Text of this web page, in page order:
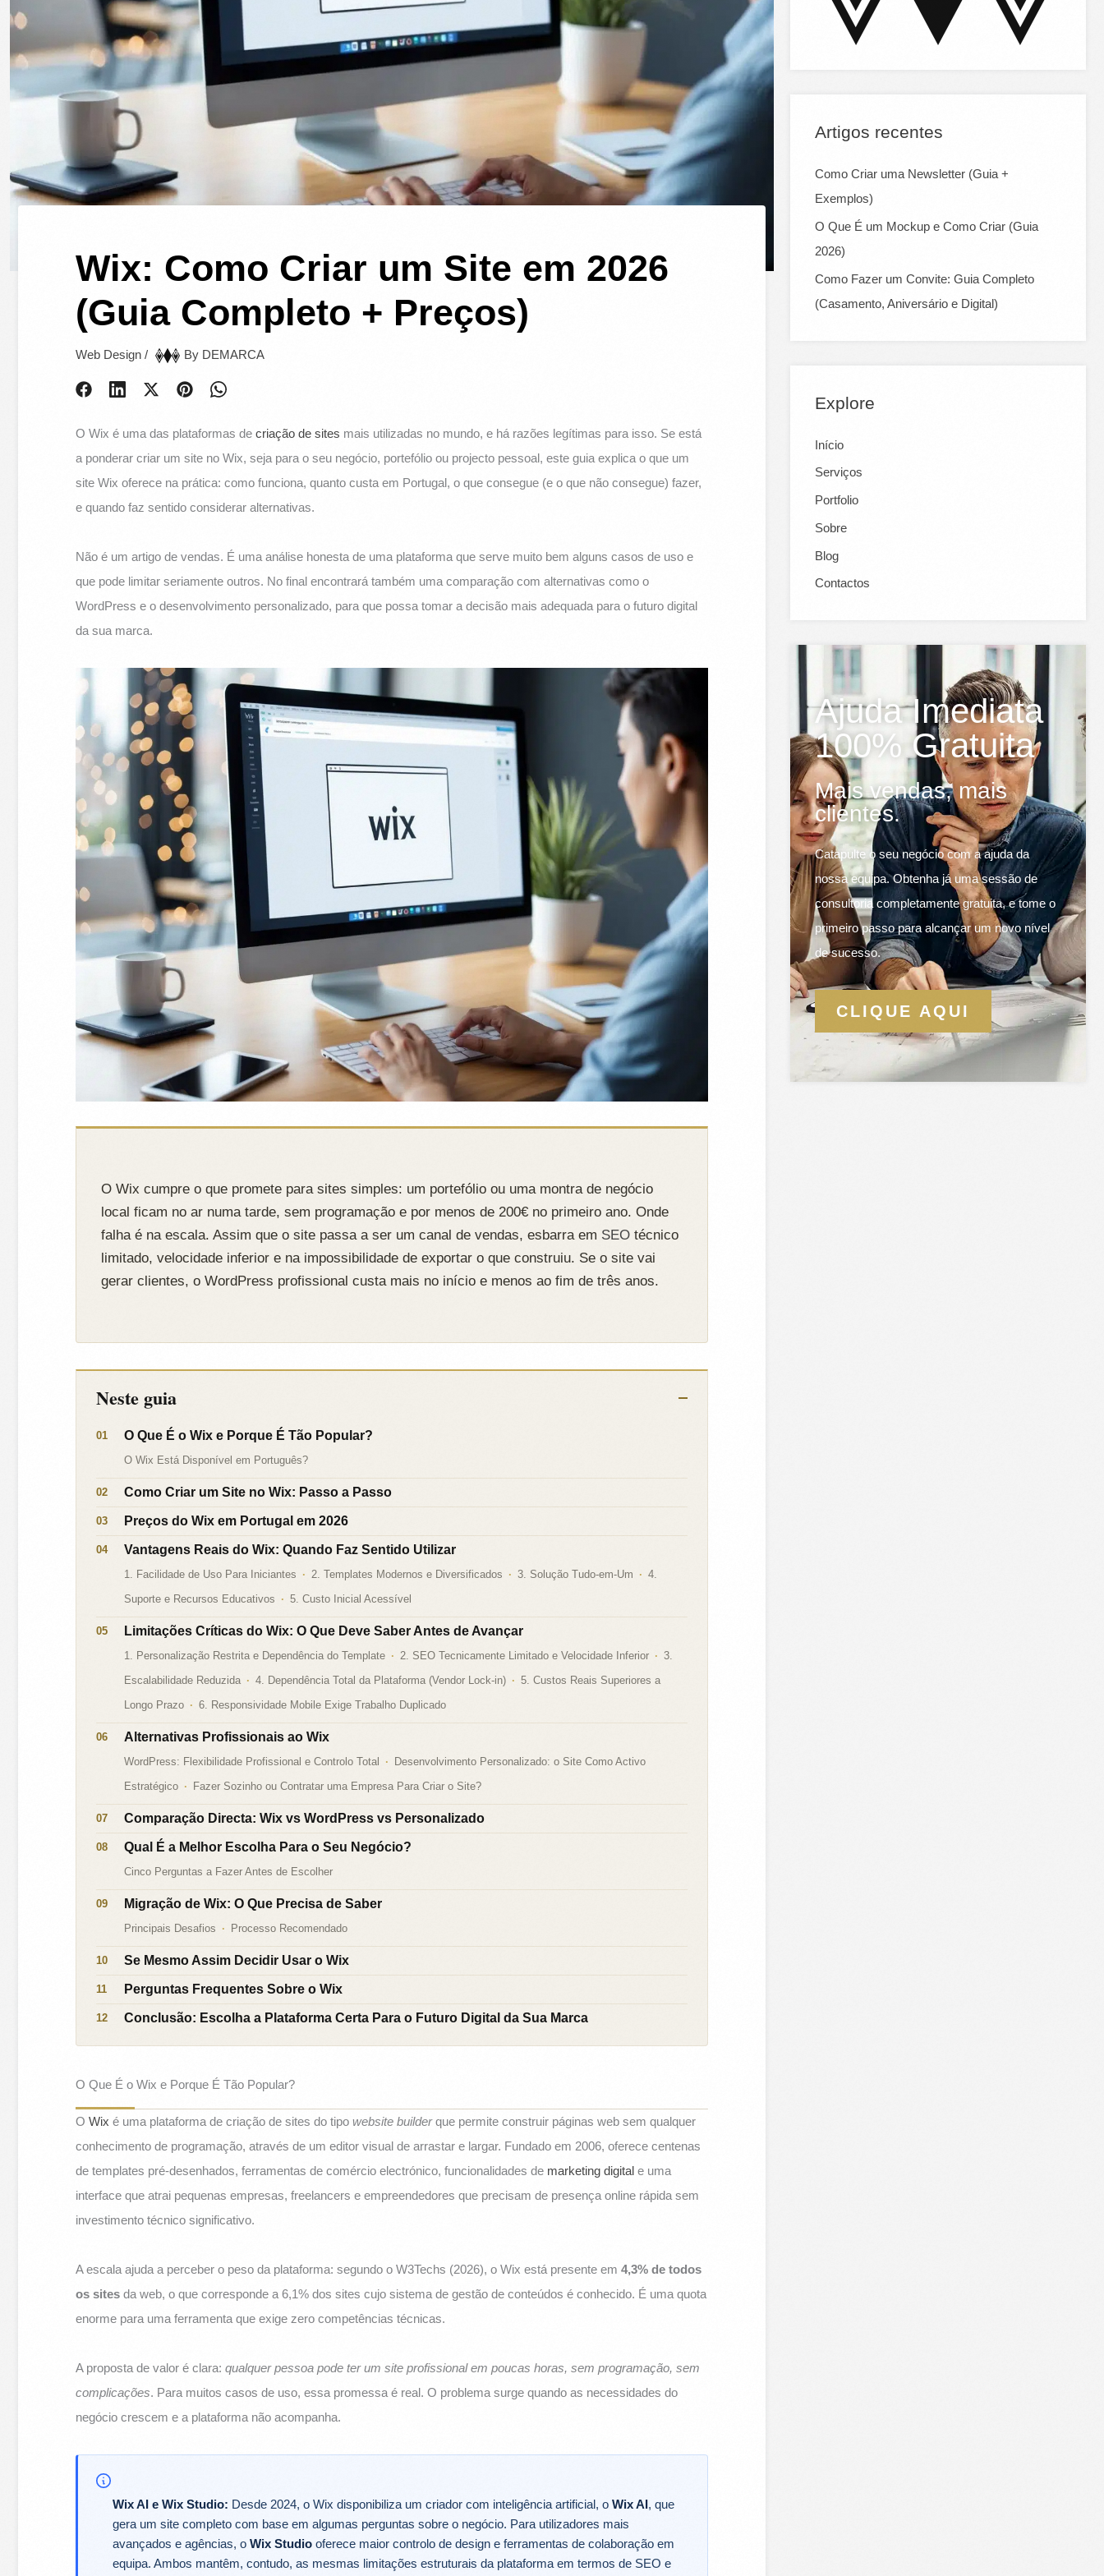
Wix: Como Criar um Site em 2026
(Guia Completo + Preços)
Web Design / By DEMARCA
O Wix é uma das plataformas decriação de sites mais utilizadas no mundo, e há razões legítimas para isso. Se está
a ponderar criar um site no Wix, seja para o seu negócio, portefólio ou projecto pessoal, este guia explica o que um
site Wix oferece na prática: como funciona, quanto custa em Portugal, o que consegue (e o que não consegue) fazer,
e quando faz sentido considerar alternativas.
Não é um artigo de vendas. É uma análise honesta de uma plataforma que serve muito bem alguns casos de uso e
que pode limitar seriamente outros. No final encontrará também uma comparação com alternativas como o
WordPress e o desenvolvimento personalizado, para que possa tomar a decisão mais adequada para o futuro digital
da sua marca.
O Wix cumpre o que promete para sites simples: um portefólio ou uma montra de negócio
local ficam no ar numa tarde, sem programação e por menos de 200€ no primeiro ano. Onde
falha é na escala. Assim que o site passa a ser um canal de vendas, esbarra em SEO técnico
limitado, velocidade inferior e na impossibilidade de exportar o que construiu. Se o site vai
gerar clientes, o WordPress profissional custa mais no início e menos ao fim de três anos.
Neste guia
O Que É o Wix e Porque É Tão Popular?
O Wix Está Disponível em Português?
Como Criar um Site no Wix: Passo a Passo
Preços do Wix em Portugal em 2026
Vantagens Reais do Wix: Quando Faz Sentido Utilizar
1. Facilidade de Uso Para Iniciantes 2. Templates Modernos e Diversificados 3. Solução Tudo-em-Um
4.
Suporte e Recursos Educativos
5. Custo Inicial Acessível
Limitações Críticas do Wix: O Que Deve Saber Antes de Avançar
1. Personalização Restrita e Dependência do Template 2. SEO Tecnicamente Limitado e Velocidade Inferior
3.
Escalabilidade Reduzida
4. Dependência Total da Plataforma (Vendor Lock-in)
5. Custos Reais Superiores a
Longo Prazo
6. Responsividade Mobile Exige Trabalho Duplicado
Alternativas Profissionais ao Wix
WordPress: Flexibilidade Profissional e Controlo Total
Desenvolvimento Personalizado: o Site Como Activo
Estratégico
Fazer Sozinho ou Contratar uma Empresa Para Criar o Site?
Comparação Directa: Wix vs WordPress vs Personalizado
Qual É a Melhor Escolha Para o Seu Negócio?
Cinco Perguntas a Fazer Antes de Escolher
Migração de Wix: O Que Precisa de Saber
Principais Desafios Processo Recomendado
Se Mesmo Assim Decidir Usar o Wix
Perguntas Frequentes Sobre o Wix
Conclusão: Escolha a Plataforma Certa Para o Futuro Digital da Sua Marca
O Que É o Wix e Porque É Tão Popular?
OWix é uma plataforma de criação de sites do tipowebsite builderque permite construir páginas web sem qualquer
conhecimento de programação, através de um editor visual de arrastar e largar. Fundado em 2006, oferece centenas
de templates pré-desenhados, ferramentas de comércio electrónico, funcionalidades de marketing digital e uma
interface que atrai pequenas empresas, freelancers e empreendedores que precisam de presença online rápida sem
investimento técnico significativo.
A escala ajuda a perceber o peso da plataforma: segundo o W3Techs (2026), o Wix está presente em4,3% de todos
os sites da web, o que corresponde a 6,1% dos sites cujo sistema de gestão de conteúdos é conhecido. É uma quota
enorme para uma ferramenta que exige zero competências técnicas.
A proposta de valor é clara:qualquer pessoa pode ter um site profissional em poucas horas, sem programação, sem
complicações. Para muitos casos de uso, essa promessa é real. O problema surge quando as necessidades do
negócio crescem e a plataforma não acompanha.
Wix AI e Wix Studio: Desde 2024, o Wix disponibiliza um criador com inteligência artificial, oWix AI, que
gera um site completo com base em algumas perguntas sobre o negócio. Para utilizadores mais
avançados e agências, oWix Studio oferece maior controlo de design e ferramentas de colaboração em
equipa. Ambos mantêm, contudo, as mesmas limitações estruturais da plataforma em termos de SEO e
Artigos recentes
Como Criar uma Newsletter (Guia +
Exemplos)
O Que É um Mockup e Como Criar (Guia
2026)
Como Fazer um Convite: Guia Completo
(Casamento, Aniversário e Digital)
Explore
Início
Serviços
Portfolio
Sobre
Blog
Contactos
Ajuda Imediata
100% Gratuita
Mais vendas, mais
clientes.
Catapulte o seu negócio com a ajuda da
nossa equipa. Obtenha já uma sessão de
consultoria completamente gratuita, e tome o
primeiro passo para alcançar um novo nível
de sucesso.
CLIQUE AQUI